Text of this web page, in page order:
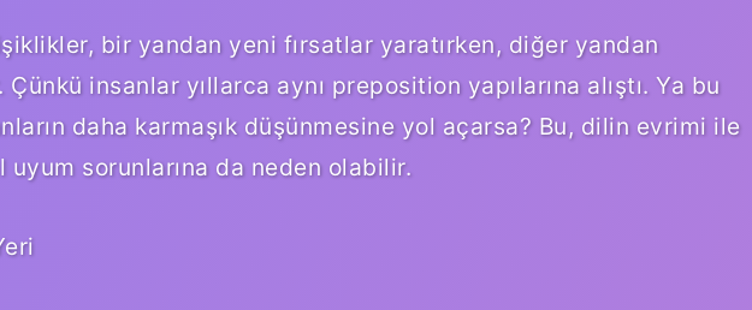
bir yandan yeni fırsatlar yaratırken, diğer yandan
Çünkü insanlar yıllarca aynı preposition yapılarına alıştı. Ya bu
daha karmaşık düşünmesine yol açarsa? Bu, dilin evrimi ile
sorunlarına da neden olabilir.